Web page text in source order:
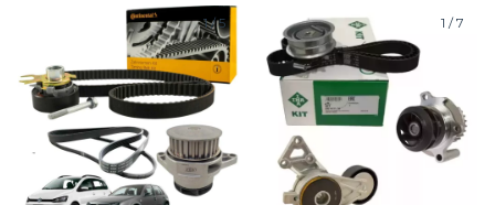
1/5 1 /7